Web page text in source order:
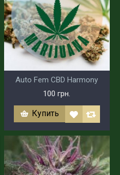
Auto Fem CBD Harmony
100 грн.
Купить